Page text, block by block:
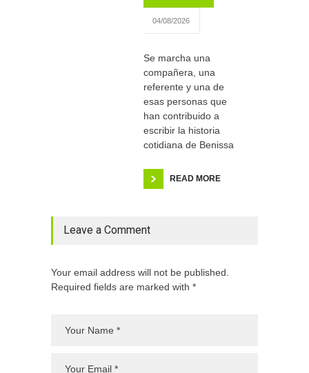
04/08/2026
Se marcha una
compañera, una
referente y una de
esas personas que
han contribuido a
escribir la historia
cotidiana de Benissa
READ MORE
Leave a Comment
Your email address will not be published.
Required fields are marked with *